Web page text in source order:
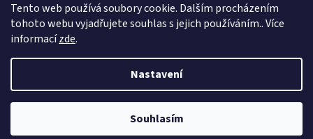
Tento web používá soubory cookie. Dalším procházením
tohoto webu vyjadřujete souhlas s jejich používáním.. Více
informacízde.
Nastavení
Souhlasím
Odkapová plocha: Odkap nalevo / napravo
Vytvořil Shoptet
Applia Concept. Všechna práva vyhrazena.